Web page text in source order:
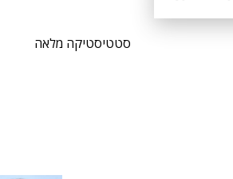
סטטיסטיקה מלאה